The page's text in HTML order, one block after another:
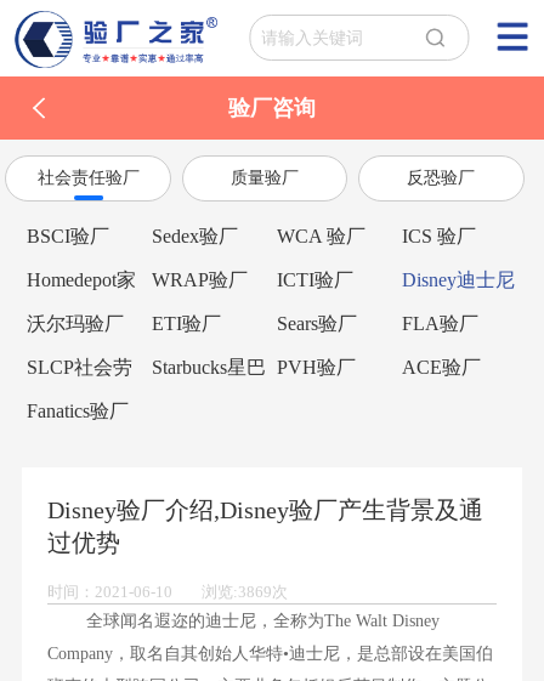
验厂咨询
社会责任验厂 质量验厂 反恐验厂
BSCI验厂 Sedex验厂 WCA 验厂 ICS 验厂
Homedepot家
得宝验厂
WRAP验厂 ICTI验厂
Disney迪士尼
验厂
沃尔玛验厂 ETI验厂 Sears验厂 FLA验厂
SLCP社会劳
工整合项目
Starbucks星巴 PVH验厂 ACE验厂
Fanatics验厂
Disney验厂介绍,Disney验厂产生背景及通
过优势
时间：2021-06-10 浏览:3869次
全球闻名遐迩的迪士尼，全称为The Walt Disney
Company，取名自其创始人华特•迪士尼，是总部设在美国伯